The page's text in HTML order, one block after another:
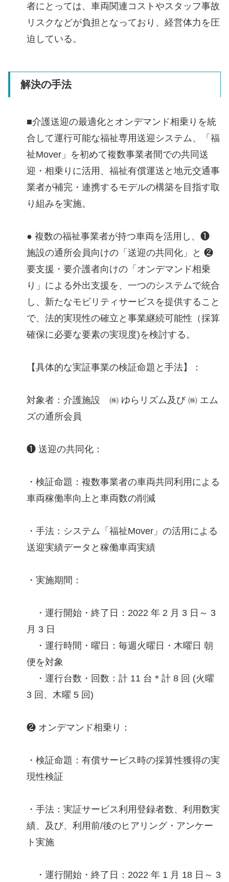
者にとっては、車両関連コストやスタッフ事故
リスクなどが負担となっており、経営体力を圧
迫している。
解決の手法
■介護送迎の最適化とオンデマンド相乗りを統
合して運行可能な福祉専用送迎システム、「福
祉Mover」を初めて複数事業者間での共同送
迎・相乗りに活用、福祉有償運送と地元交通事
業者が補完・連携するモデルの構築を目指す取
り組みを実施。
● 複数の福祉事業者が持つ車両を活用し、❶
施設の通所会員向けの「送迎の共同化」と ❷
要支援・要介護者向けの「オンデマンド相乗
り」による外出支援を、一つのシステムで統合
し、新たなモビリティサービスを提供すること
で、法的実現性の確立と事業継続可能性（採算
確保に必要な要素の実現度)を検討する。
【具体的な実証事業の検証命題と手法】：
対象者：介護施設 ㈱ ゆらリズム及び ㈱ エム
ズの通所会員
❶ 送迎の共同化：
・検証命題：複数事業者の車両共同利用による
車両稼働率向上と車両数の削減
・手法：システム「福祉Mover」の活用による
送迎実績データと稼働車両実績
・実施期間：
・運行開始・終了日：2022 年 2 月 3 日～ 3
月 3 日
・運行時間・曜日：毎週火曜日・木曜日 朝
便を対象
・運行台数・回数：計 11 台＊計 8 回 (火曜
3 回、木曜 5 回)
❷ オンデマンド相乗り：
・検証命題：有償サービス時の採算性獲得の実
現性検証
・手法：実証サービス利用登録者数、利用数実
績、及び、利用前/後のヒアリング・アンケー
ト実施
・運行開始・終了日：2022 年 1 月 18 日～ 3